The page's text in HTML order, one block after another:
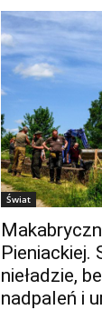
Świat
Pieniackiej.
nieładzie,
nadpaleń i